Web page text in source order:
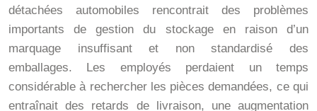
détachées automobiles rencontrait des problèmes
importants de gestion du stockage en raison d’un
marquage insuffisant et non standardisé des
emballages. Les employés perdaient un temps
considérable à rechercher les pièces demandées, ce qui
entraînait des retards de livraison, une augmentation